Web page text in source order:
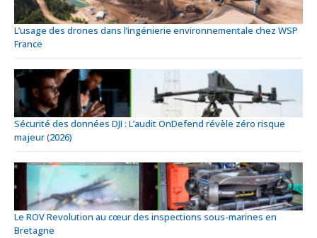
L’usage des drones dans l’ingénierie environnementale chez WSP
France
Sécurité des données DJI : L’audit OnDefend révèle zéro risque
majeur (2026)
Le ROV Revolution au cœur des inspections sous-marines en
Bretagne